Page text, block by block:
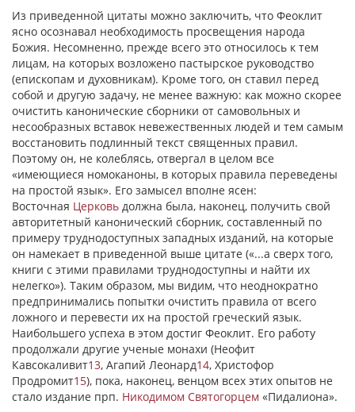
Из приведенной цитаты можно заключить, что Феоклит
ясно осознавал необходимость просвещения народа
Божия. Несомненно, прежде всего это относилось к тем
лицам, на которых возложено пастырское руководство
(епископам и духовникам). Кроме того, он ставил перед
собой и другую задачу, не менее важную: как можно скорее
очистить канонические сборники от самовольных и
несообразных вставок невежественных людей и тем самым
восстановить подлинный текст священных правил.
Поэтому он, не колеблясь, отвергал в целом все
«имеющиеся номоканоны, в которых правила переведены
на простой язык». Его замысел вполне ясен:
Восточная Церковь должна была, наконец, получить свой
авторитетный канонический сборник, составленный по
примеру труднодоступных западных изданий, на которые
он намекает в приведенной выше цитате («...а сверх того,
книги с этими правилами труднодоступны и найти их
нелегко»). Таким образом, мы видим, что неоднократно
предпринимались попытки очистить правила от всего
ложного и перевести их на простой греческий язык.
Наибольшего успеха в этом достиг Феоклит. Его работу
продолжали другие ученые монахи (Неофит
Кавсокаливит13, Агапий Леонард14, Христофор
Продромит15), пока, наконец, венцом всех этих опытов не
стало издание прп. Никодимом Святогорцем «Пидалиона».